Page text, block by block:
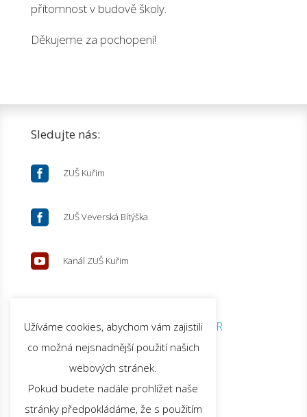
přítomnost v budově školy.
Děkujeme za pochopení!
Sledujte nás:
 ZUŠ Kuřim
 ZUŠ Veverská Bítýška
 Kanál ZUŠ Kuřim
© 2026 ZUŠ Kuřim |GDPR
Užíváme cookies, abychom vám zajistili
co možná nejsnadnější použití našich
webových stránek.
Pokud budete nadále prohlížet naše
stránky předpokládáme, že s použitím